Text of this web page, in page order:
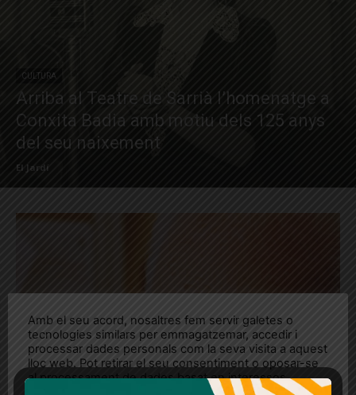
CULTURA
Arriba al Teatre de Sarrià l’homenatge a
Conxita Badia amb motiu dels 125 anys
del seu naixement
El Jardí
Amb el seu acord, nosaltres fem servir galetes o
tecnologies similars per emmagatzemar, accedir i
processar dades personals com la seva visita a aquest
lloc web. Pot retirar el seu consentiment o oposar-se
al processament de dades basat en interessos
legítims en qualsevol moment fent clic a "Ajustos de